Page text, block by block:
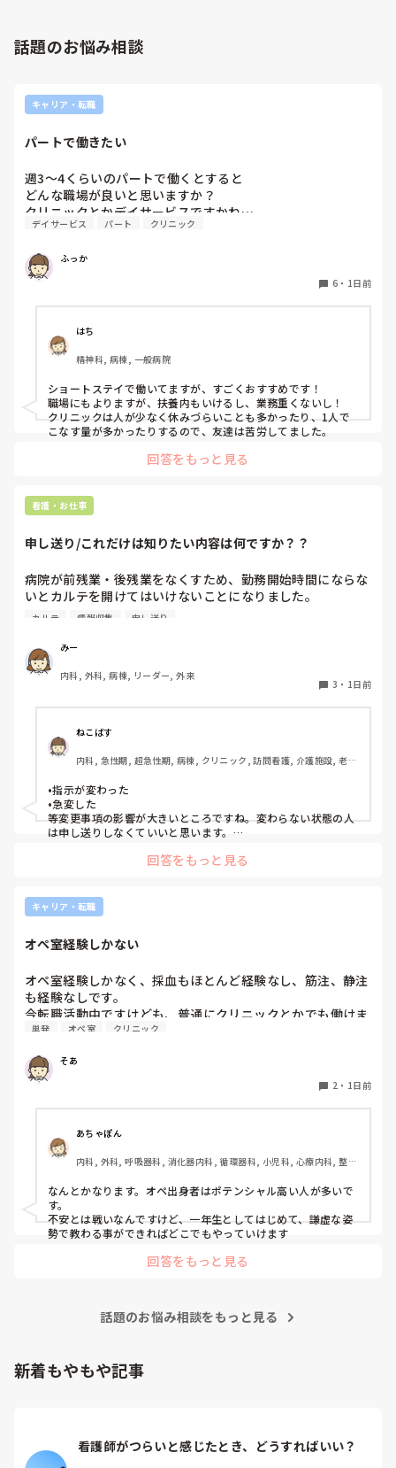
話題のお悩み相談
キャリア・転職
パートで働きたい
週3〜4くらいのパートで働くとすると
どんな職場が良いと思いますか？
クリニックとかデイサービスですかね…
デイサービス パート クリニック
ふっか
6 ・ 1日前
はち
精神科, 病棟, 一般病院
ショートステイで働いてますが、すごくおすすめです！
職場にもよりますが、扶養内もいけるし、業務重くないし！
クリニックは人が少なく休みづらいことも多かったり、1人で
こなす量が多かったりするので、友達は苦労してました。
回答をもっと見る
看護・お仕事
申し送り/これだけは知りたい内容は何ですか？？
病院が前残業・後残業をなくすため、勤務開始時間にならな
いとカルテを開けてはいけないことになりました。
りと記録に残していない場合はとても困ることが増えまし
た。申し送り自体は存在していますが、後残業もなくす風潮
で、5分以内で終わるように、と言われています。
人にもよるのですが、端的な申し送りのためにこれだけは知
っておきたい内容は何ですか？？
カルテ 情報収集 申し送り
みー
内科, 外科, 病棟, リーダー, 外来
3 ・ 1日前
ねこばす
内科, 急性期, 超急性期, 病棟, クリニック, 訪問看護, 介護施設, 老健
末期, 透析, 保育園・学校, SCU, 派遣, 小規模多機能, 看護多機能
•指示が変わった
•急変した
等変更事項の影響が大きいところですね。変わらない状態の人
は申し送りしなくていいと思います。
Wordで文章を作って渡してました。
回答をもっと見る
キャリア・転職
オペ室経験しかない
オペ室経験しかなく、採血もほとんど経験なし、筋注、静注
も経験なしです。
今転職活動中ですけども、普通にクリニックとかでも働けま
すかね(考えてるところは、眼科や皮膚科あたりです)
もう一つ、単発のバイトもしたいのですがオペ室経験しかな
い人でも働けるようなところはありますかね。
病棟経験も一度もないので色々と不安でいっぱいです。
単発 オペ室 クリニック
そあ
2 ・ 1日前
あちゃぽん
内科, 外科, 呼吸器科, 消化器内科, 循環器科, 小児科, 心療内科, 整形
合診療科, 救急科, 超急性期, ICU, CCU, HCU, その他の科, ママナー
ス, 外来, 神経内科, 脳神経外科, NICU, 消化器外科, 一般病院, 慢性
期, 回復期, 終末期, オペ室, 透析, 検診・健診
なんとかなります。オペ出身者はポテンシャル高い人が多いで
す。
不安とは戦いなんですけど、一年生としてはじめて、謙虚な姿
勢で教わる事ができればどこでもやっていけます
回答をもっと見る
話題のお悩み相談をもっと見る
新着もやもや記事
看護師がつらいと感じたとき、どうすればいい？